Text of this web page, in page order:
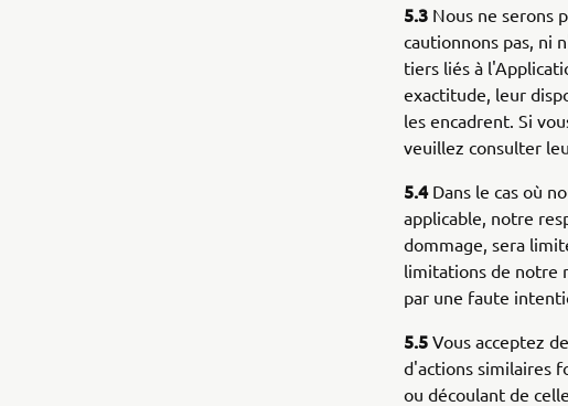
5.3 Nous ne serons
cautionnons pas, ni
tiers liés à
exactitude, leur
les encadrent. Si
veuillez consulter
5.4Dans le cas où
applicable, notre
dommage, sera
limitations de notre
par une faute
5.5 Vous acceptez
d'actions similaires
ou découlant de